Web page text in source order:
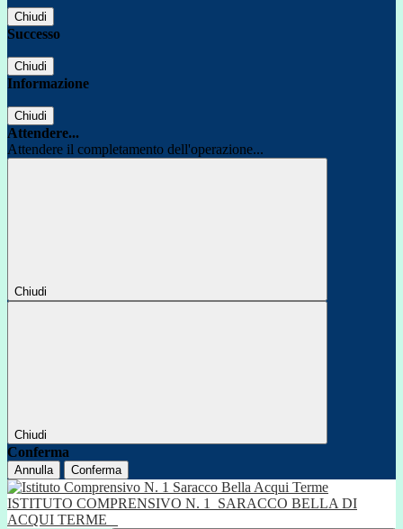
Chiudi
Successo
Chiudi
Informazione
Chiudi
Attendere...
Attendere il completamento dell'operazione...
Chiudi
Chiudi
Conferma
Annulla Conferma
ISTITUTO COMPRENSIVO N. 1
SARACCO BELLA DI
ACQUI TERME